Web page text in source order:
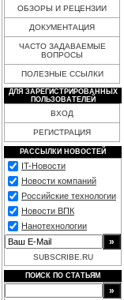
ОБЗОРЫ И РЕЦЕНЗИИ
ДОКУМЕНТАЦИЯ
ЧАСТО ЗАДАВАЕМЫЕ
ВОПРОСЫ
ПОЛЕЗНЫЕ ССЫЛКИ
ДЛЯ ЗАРЕГИСТРИРОВАННЫХ
ПОЛЬЗОВАТЕЛЕЙ
ВХОД
РЕГИСТРАЦИЯ
РАССЫЛКИ НОВОСТЕЙ
IT-Новости
Новости компаний
Российские технологии
Новости ВПК
Нанотехнологии
SUBSCRIBE.RU
ПОИСК ПО СТАТЬЯМ